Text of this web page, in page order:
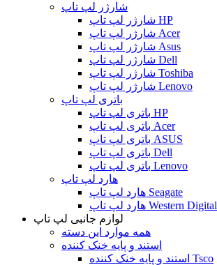
شارژر لپ تاپ
شارژر لپ تاپ HP
شارژر لپ تاپ Acer
شارژر لپ تاپ Asus
شارژر لپ تاپ Dell
شارژر لپ تاپ Toshiba
شارژر لپ تاپ Lenovo
باتری لپ تاپ
باتری لپ تاپ HP
باتری لپ تاپ Acer
باتری لپ تاپ ASUS
باتری لپ تاپ Dell
باتری لپ تاپ Lenovo
هارد لپ تاپ
هارد لپ تاپ Seagate
هارد لپ تاپ Western Digital
لوازم جانبی لپ تاپ
همه موارد این دسته
استند و پایه خنک کننده
استند و پایه خنک کننده Tsco